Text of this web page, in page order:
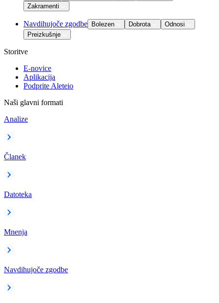
Zakramenti
Navdihujoče zgodbe Bolezen Dobrota
Odnosi
Preizkušnje
Storitve
E-novice
Aplikacija
Podprite Aleteio
Naši glavni formati
Analize
Članek
Datoteka
Mnenja
Navdihujoče zgodbe